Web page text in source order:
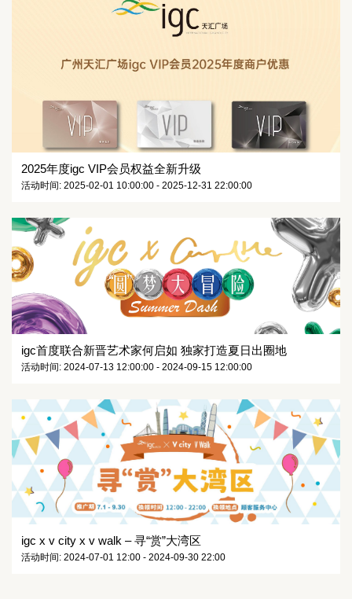
2025年度igc VIP会员权益全新升级
活动时间: 2025-02-01 10:00:00 - 2025-12-31 22:00:00
igc首度联合新晋艺术家何启如 独家打造夏日出圈地
活动时间: 2024-07-13 12:00:00 - 2024-09-15 12:00:00
igc x v city x v walk – 寻“赏”大湾区
活动时间: 2024-07-01 12:00 - 2024-09-30 22:00